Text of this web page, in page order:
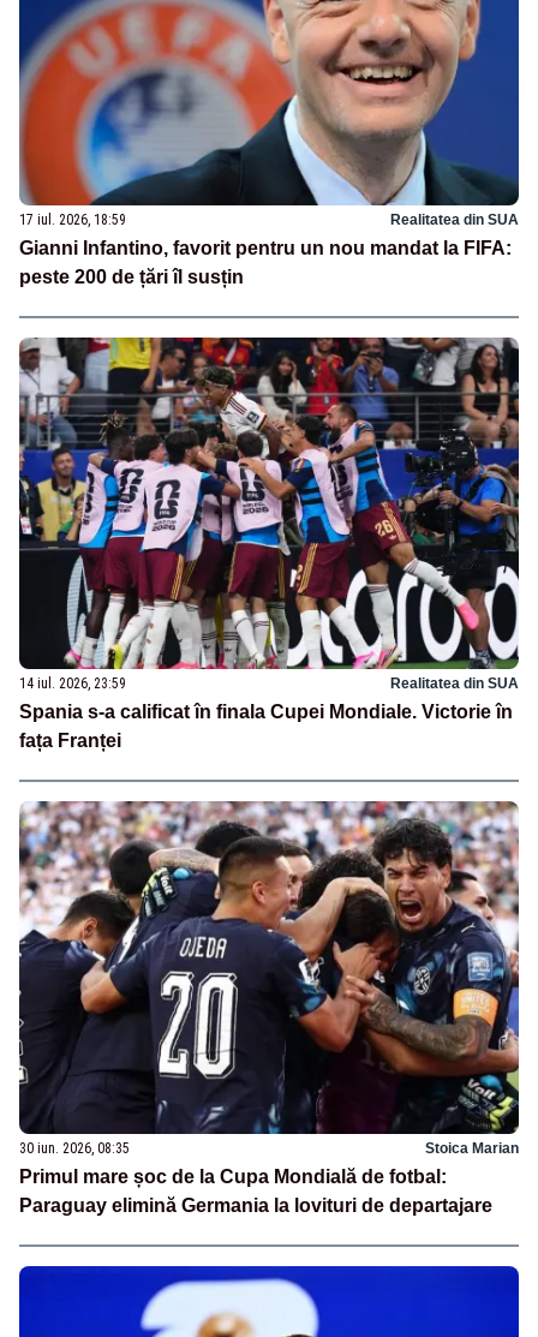
17 iul. 2026, 18:59 Realitatea din SUA
Gianni Infantino, favorit pentru un nou mandat la FIFA:
peste 200 de țări îl susțin
14 iul. 2026, 23:59 Realitatea din SUA
Spania s-a calificat în finala Cupei Mondiale. Victorie în
fața Franței
30 iun. 2026, 08:35 Stoica Marian
Primul mare șoc de la Cupa Mondială de fotbal:
Paraguay elimină Germania la lovituri de departajare